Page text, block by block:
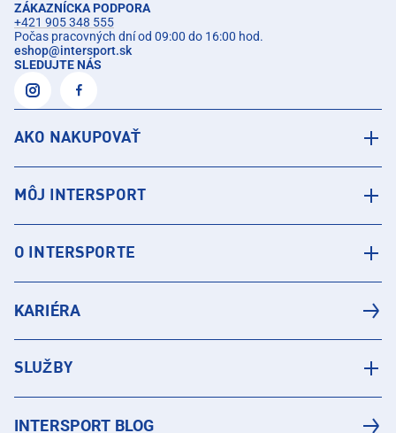
ZÁKAZNÍCKA PODPORA
+421 905 348 555
Počas pracovných dní od 09:00 do 16:00 hod.
eshop@intersport.sk
SLEDUJTE NÁS
AKO NAKUPOVAŤ
MÔJ INTERSPORT
O INTERSPORTE
KARIÉRA
SLUŽBY
INTERSPORT BLOG